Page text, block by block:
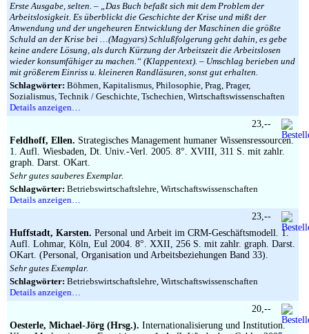
Erste Ausgabe, selten. – „Das Buch befaßt sich mit dem Problem der
Arbeitslosigkeit. Es überblickt die Geschichte der Krise und mißt der
Anwendung und der ungeheuren Entwicklung der Maschinen die größte
Schuld an der Krise bei …(Magyars) Schlußfolgerung geht dahin, es gebe
keine andere Lösung, als durch Kürzung der Arbeitszeit die Arbeitslosen
wieder konsumfähiger zu machen.“ (Klappentext). – Umschlag berieben und
mit größerem Einriss u. kleineren Randläsuren, sonst gut erhalten.
Schlagwörter: Böhmen, Kapitalismus, Philosophie, Prag, Prager,
Sozialismus, Technik / Geschichte, Tschechien, Wirtschaftswissenschaften
Details anzeigen…
Feldhoff, Ellen. Strategisches Management humaner Wissensressourcen.
1. Aufl. Wiesbaden, Dt. Univ.-Verl. 2005. 8°. XVIII, 311 S. mit zahlr.
graph. Darst. OKart.
Sehr gutes sauberes Exemplar.
Schlagwörter: Betriebswirtschaftslehre, Wirtschaftswissenschaften
Details anzeigen…
23,--
Huffstadt, Karsten. Personal und Arbeit im CRM-Geschäftsmodell. 1.
Aufl. Lohmar, Köln, Eul 2004. 8°. XXII, 256 S. mit zahlr. graph. Darst.
OKart. (Personal, Organisation und Arbeitsbeziehungen Band 33).
Sehr gutes Exemplar.
Schlagwörter: Betriebswirtschaftslehre, Wirtschaftswissenschaften
Details anzeigen…
23,--
Oesterle, Michael-Jörg (Hrsg.). Internationalisierung und Institution.
20,--